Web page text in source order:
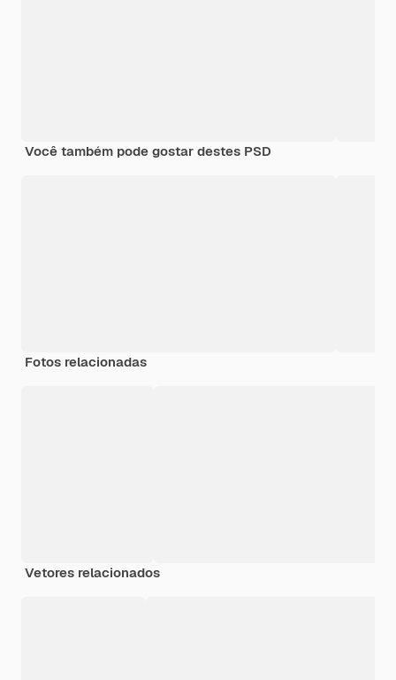
Você também pode gostar destes PSD
Fotos relacionadas
Vetores relacionados